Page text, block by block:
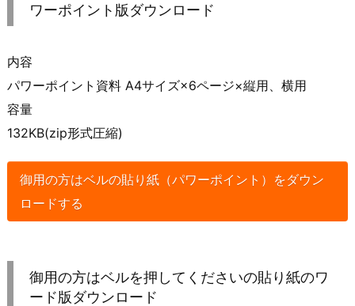
ワーポイント版ダウンロード
内容
パワーポイント資料 A4サイズ×6ページ×縦用、横用
容量
132KB(zip形式圧縮)
御用の方はベルの貼り紙（パワーポイント）をダウン
ロードする
御用の方はベルを押してくださいの貼り紙のワ
ード版ダウンロード